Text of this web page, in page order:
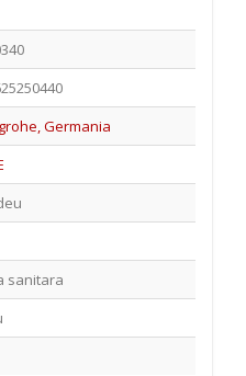
Germania
sanitara